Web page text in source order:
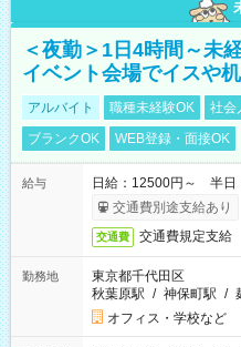
＜夜勤＞1日4時間～未
イベント会場でイスや
アルバイト 職種未経験OK 社会
ブランクOK
WEB登録・面接OK
給与
日給：12500円～ 半日
交通費別途支給あり
交通費 交通費規定支給
勤務地
東京都千代田区
秋葉原駅 / 神保町駅 /
オフィス・学校など